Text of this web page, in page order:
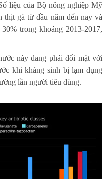
liệu của Bộ nông nghiệp Mỹ
gà từ đầu năm đến nay và
trong khoảng 2013-2017,
này đang phải đối mặt với
khi kháng sinh bị lạm dụng
lần người tiêu dùng.